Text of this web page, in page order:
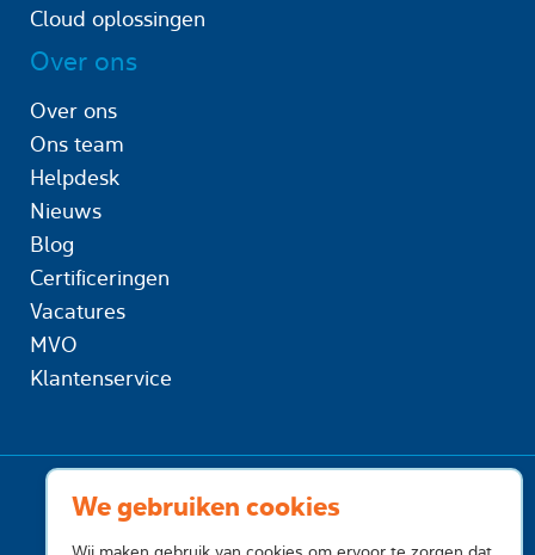
We gebruiken cookies
Cloud oplossingen
Over ons
Over ons
Ons team
Helpdesk
Nieuws
Blog
Certificeringen
Vacatures
MVO
Klantenservice